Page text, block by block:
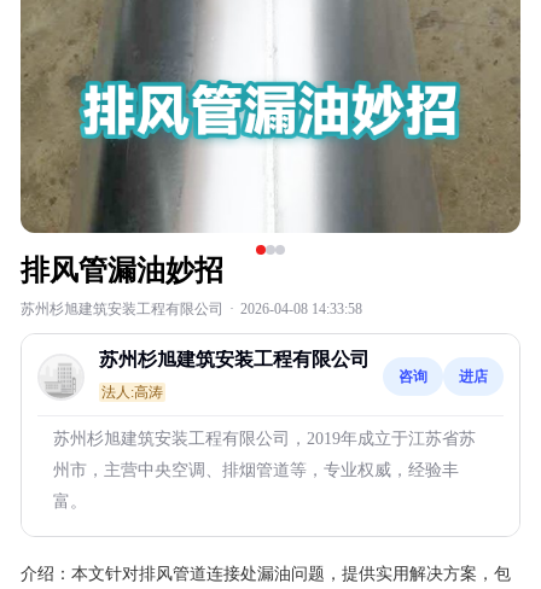
排风管漏油妙招
苏州杉旭建筑安装工程有限公司 · 2026-04-08 14:33:58
苏州杉旭建筑安装工程有限公司
法人:高涛
咨询 进店
苏州杉旭建筑安装工程有限公司，2019年成立于江苏省苏
州市，主营中央空调、排烟管道等，专业权威，经验丰
富。
介绍： 本文针对排风管道连接处漏油问题，提供实用解决方案，包